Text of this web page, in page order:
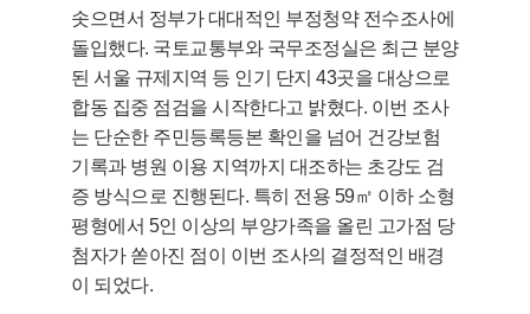
솟으면서 정부가 대대적인 부정청약 전수조사에
돌입했다. 국토교통부와 국무조정실은 최근 분양
된 서울 규제지역 등 인기 단지 43곳을 대상으로
합동 집중 점검을 시작한다고 밝혔다. 이번 조사
는 단순한 주민등록등본 확인을 넘어 건강보험
기록과 병원 이용 지역까지 대조하는 초강도 검
증 방식으로 진행된다. 특히 전용 59㎡ 이하 소형
평형에서 5인 이상의 부양가족을 올린 고가점 당
첨자가 쏟아진 점이 이번 조사의 결정적인 배경
이 되었다.